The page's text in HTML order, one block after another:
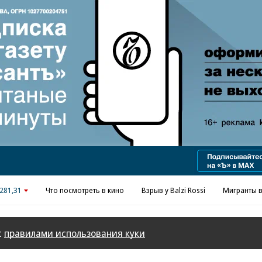
Реклама в «Ъ» www.kommersant.ru/ad
Что посмотреть в кино Взрыв у Balzi Rossi Мигранты
правилами использования куки